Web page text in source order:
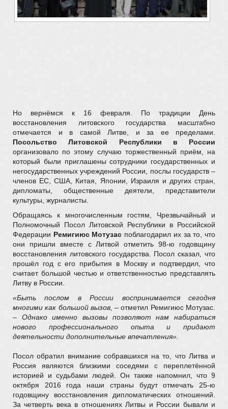
Но вернёмся к 16 февраля. По традиции День
восстановления литовского государства масштабно
отмечается и в самой Литве, и за ее пределами.
Посольство Литовской Республики в России
организовало по этому случаю торжественный приём, на
который были приглашены сотрудники государственных и
негосударственных учреждений России, послы государств –
членов ЕС, США, Китая, Японии, Израиля и других стран,
дипломаты, общественные деятели, представители
культуры, журналисты.
Обращаясь к многочисленным гостям, Чрезвычайный и
Полномочный Посол Литовской Республики в Российской
Федерации Ремигиюс Мотузас поблагодарил их за то, что
они пришли вместе с Литвой отметить 98-ю годовщину
восстановления литовского государства. Посол сказал, что
прошёл год с его прибытия в Москву и подтвердил, что
считает большой честью и ответственностью представлять
Литву в России.
«Быть послом в России воспринимается сегодня
многими как большой вызов, – отметил Ремигиюс Мотузас.
– Однако именно вызовы позволяют нам набираться
нового профессионального опыта и придают
деятельности дополнительные впечатления».
Посол обратил внимание собравшихся на то, что Литва и
Россия являются близкими соседями с переплетённой
историей и судьбами людей. Он также напомнил, что 9
октября 2016 года наши страны будут отмечать 25-ю
годовщину восстановления дипломатических отношений.
За четверть века в отношениях Литвы и России бывали и